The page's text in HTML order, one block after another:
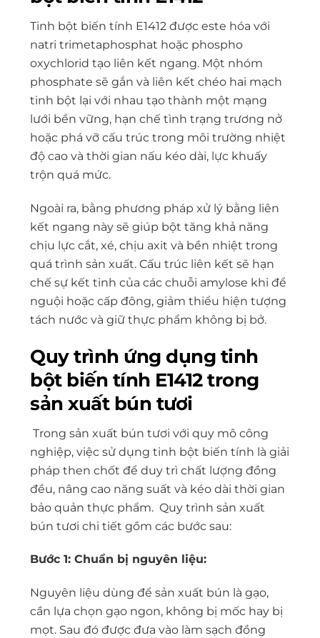
Tinh bột biến tính E1412 được este hóa với
natri trimetaphosphat hoặc phospho
oxychlorid tạo liên kết ngang. Một nhóm
phosphate sẽ gắn và liên kết chéo hai mạch
tinh bột lại với nhau tạo thành một mạng
lưới bền vững, hạn chế tình trạng trương nở
hoặc phá vỡ cấu trúc trong môi trường nhiệt
độ cao và thời gian nấu kéo dài, lực khuấy
trộn quá mức.
Ngoài ra, bằng phương pháp xử lý bằng liên
kết ngang này sẽ giúp bột tăng khả năng
chịu lực cắt, xé, chịu axit và bền nhiệt trong
quá trình sản xuất. Cấu trúc liên kết sẽ hạn
chế sự kết tinh của các chuỗi amylose khi để
nguội hoặc cấp đông, giảm thiểu hiện tượng
tách nước và giữ thực phẩm không bị bở.
Quy trình ứng dụng tinh
bột biến tính E1412 trong
sản xuất bún tươi
Trong sản xuất bún tươi với quy mô công
nghiệp, việc sử dụng tinh bột biến tính là giải
pháp then chốt để duy trì chất lượng đồng
đều, nâng cao năng suất và kéo dài thời gian
bảo quản thực phẩm. Quy trình sản xuất
bún tươi chi tiết gồm các bước sau:
Bước 1: Chuẩn bị nguyên liệu:
Nguyên liệu dùng để sản xuất bún là gạo,
cần lựa chọn gạo ngon, không bị mốc hay bị
mọt. Sau đó được đưa vào làm sạch đồng